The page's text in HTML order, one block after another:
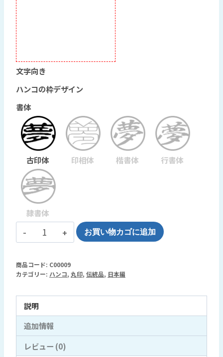
文字向き
ハンコの枠デザイン
書体
古印体 印相体 楷書体 行書体
隷書体
水
ハ
コ：
漆
黒
の
輝
お買い物カゴに追加
商品コード: C00009
カテゴリー: ハンコ, 丸印, 伝統品, 日本編
説明
追加情報
レビュー (0)